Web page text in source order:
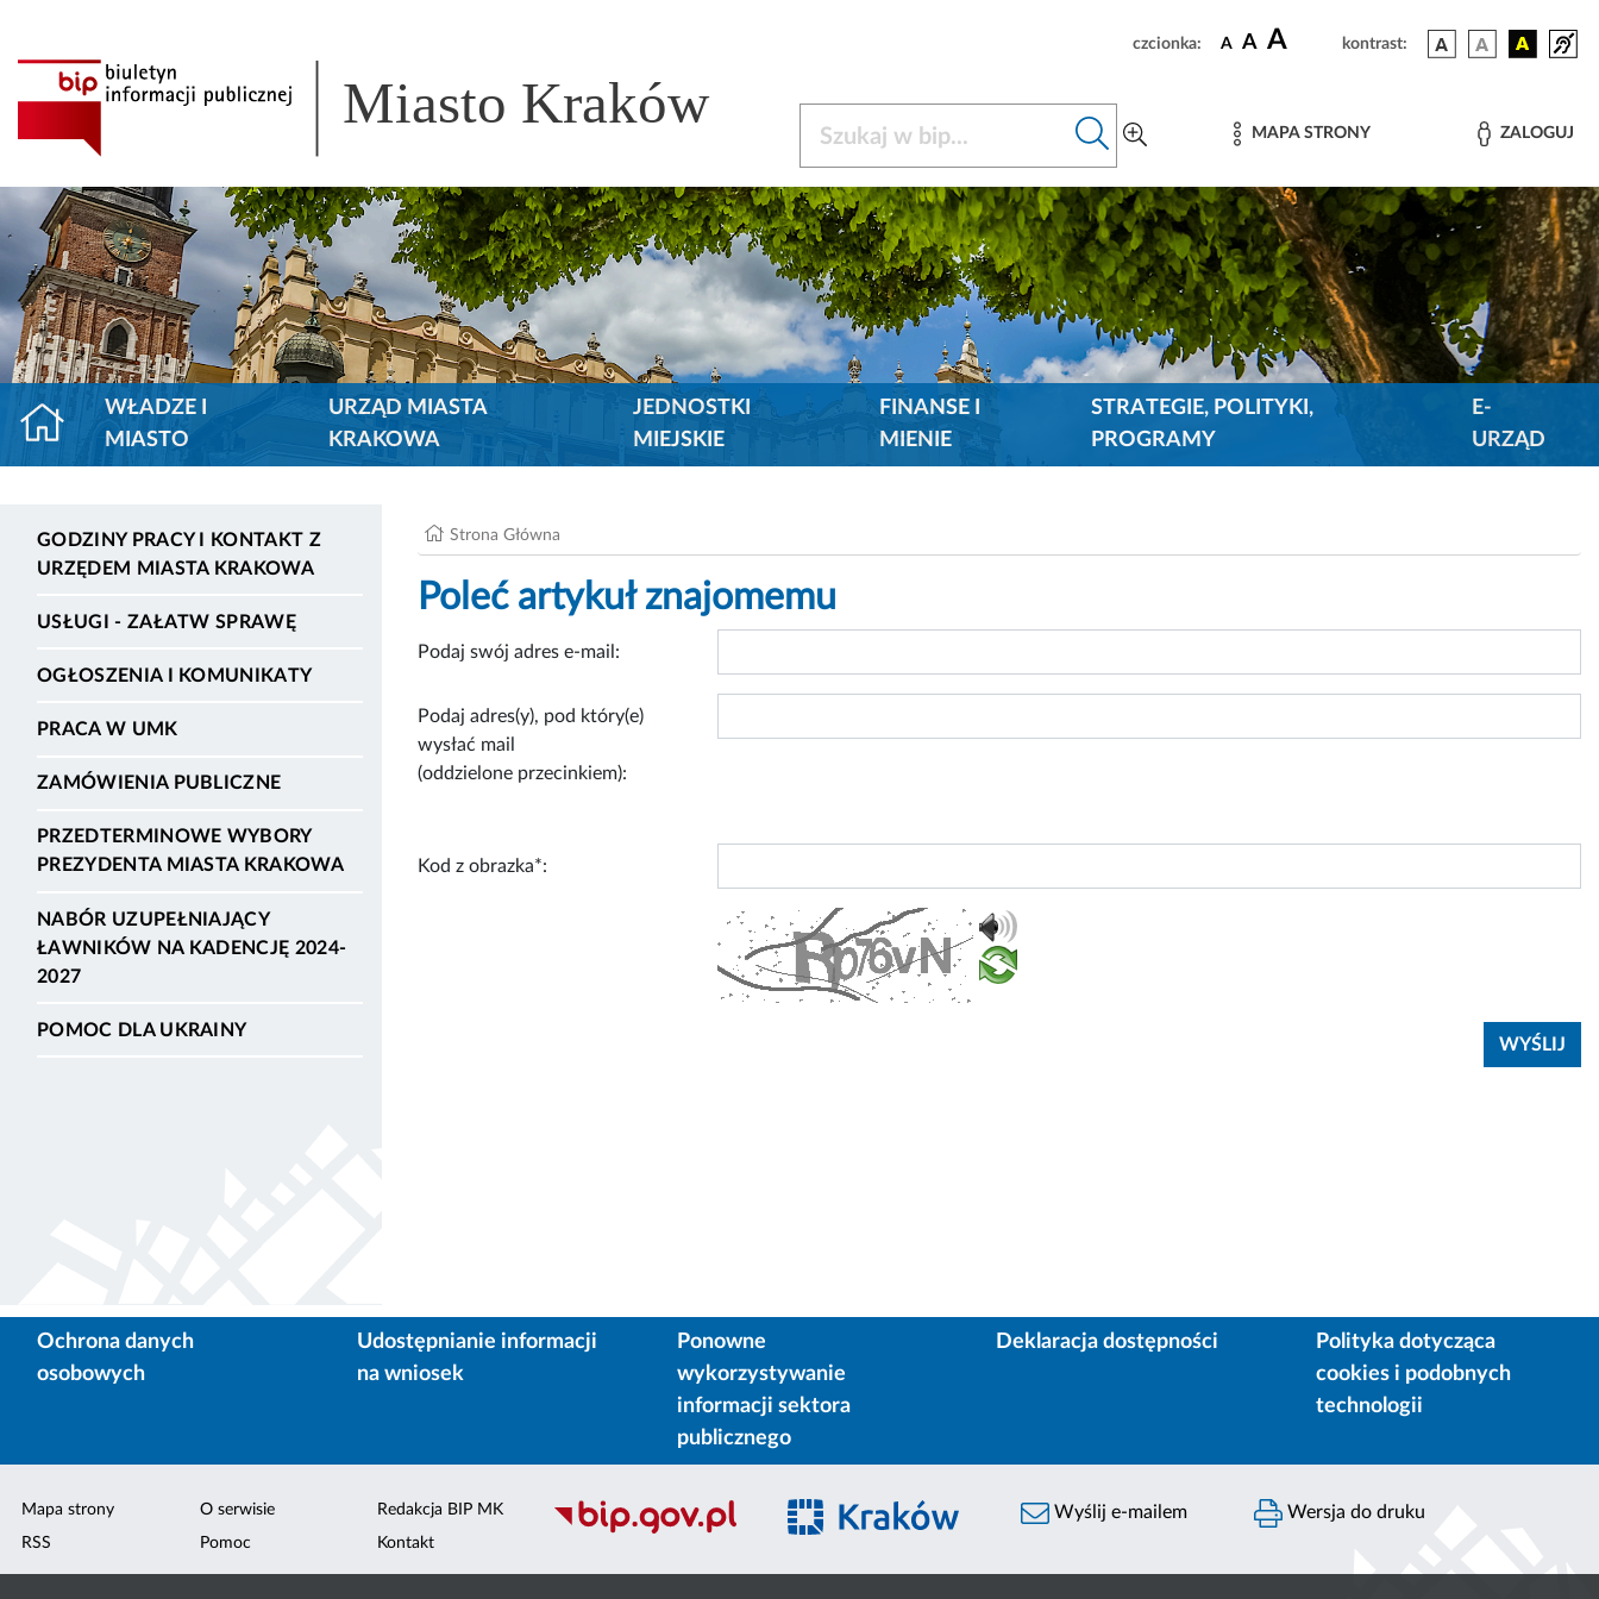
czcionka: A A A kontrast:
Miasto Kraków MAPA STRONY ZALOGUJ
WŁADZE I
MIASTO
URZĄD MIASTA
KRAKOWA
JEDNOSTKI
MIEJSKIE
FINANSE I
MIENIE
STRATEGIE, POLITYKI,
PROGRAMY
E-
URZĄD
GODZINY PRACY I KONTAKT Z
URZĘDEM MIASTA KRAKOWA
USŁUGI - ZAŁATW SPRAWĘ
OGŁOSZENIA I KOMUNIKATY
PRACA W UMK
ZAMÓWIENIA PUBLICZNE
PRZEDTERMINOWE WYBORY
PREZYDENTA MIASTA KRAKOWA
NABÓR UZUPEŁNIAJĄCY
ŁAWNIKÓW NA KADENCJĘ 2024-
2027
POMOC DLA UKRAINY
Strona Główna
Poleć artykuł znajomemu
Podaj swój adres e-mail:
Podaj adres(y), pod który(e)
wysłać mail
(oddzielone przecinkiem):
Kod z obrazka*:
Ochrona danych
osobowych
Udostępnianie informacji
na wniosek
Ponowne
wykorzystywanie
informacji sektora
publicznego
Deklaracja dostępności
Polityka dotycząca
cookies i podobnych
technologii
Mapa strony
RSS
O serwisie
Pomoc
Redakcja BIP MK
Kontakt
Wyślij e-mailem Wersja do druku